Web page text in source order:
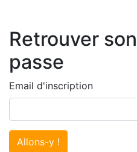
Retrouver
passe
Email d'inscription
Allons-y !